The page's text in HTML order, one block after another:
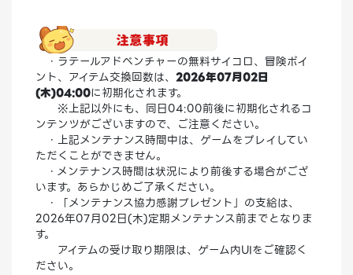
・ラテールアドベンチャーの無料サイコロ、冒険ポイ
ント、アイテム交換回数は、 2026年07月02日
(木)04:00に初期化されます。
※上記以外にも、同日04:00前後に初期化されるコ
ンテンツがございますので、ご注意ください。
・上記メンテナンス時間中は、ゲームをプレイしてい
ただくことができません。
・メンテナンス時間は状況により前後する場合がござ
います。あらかじめご了承ください。
・「メンテナンス協力感謝プレゼント」の支給は、
2026年07月02日(木)定期メンテナンス前までとなりま
す。
アイテムの受け取り期限は、ゲーム内UIをご確認く
ださい。